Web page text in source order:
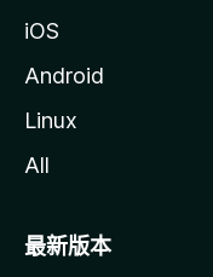
iOS
Android
Linux
All
最新版本